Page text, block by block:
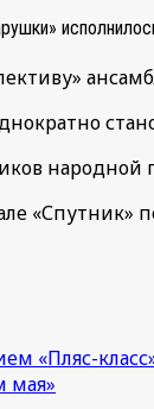
«Спутник»
«Пляс-
мая»